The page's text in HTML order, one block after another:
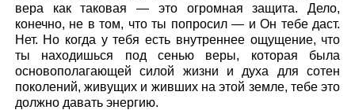
вера как таковая — это огромная защита. Дело,
конечно, не в том, что ты попросил — и Он тебе даст.
Нет. Но когда у тебя есть внутреннее ощущение, что
ты находишься под сенью веры, которая была
основополагающей силой жизни и духа для сотен
поколений, живущих и живших на этой земле, тебе это
должно давать энергию.